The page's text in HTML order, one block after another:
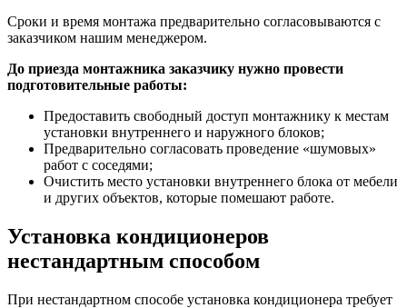
Сроки и время монтажа предварительно согласовываются с
заказчиком нашим менеджером.
До приезда монтажника заказчику нужно провести
подготовительные работы:
Предоставить свободный доступ монтажнику к местам
установки внутреннего и наружного блоков;
Предварительно согласовать проведение «шумовых»
работ с соседями;
Очистить место установки внутреннего блока от мебели
и других объектов, которые помешают работе.
Установка кондиционеров
нестандартным способом
При нестандартном способе установка кондиционера требует